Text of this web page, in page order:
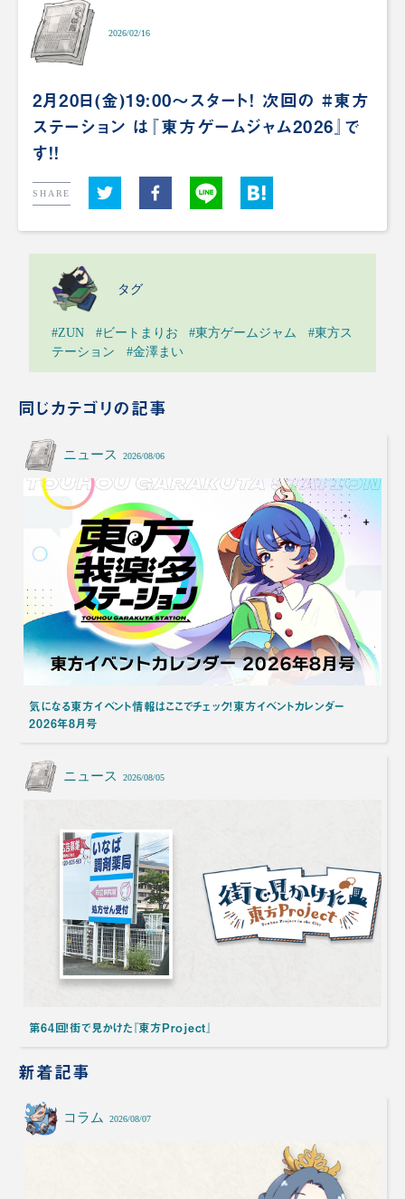
2026/02/16
2月20日(金)19:00～スタート！ 次回の #東方
ステーション は『東方ゲームジャム2026』で
す！！
SHARE
タグ
#ZUN #ビートまりお #東方ゲームジャム
#東方ス
テーション
#金澤まい
同じカテゴリの記事
ニュース 2026/08/06
気になる東方イベント情報はここでチェック！東方イベントカレンダー
2026年8月号
ニュース 2026/08/05
第64回！街で見かけた『東方Project』
新着記事
コラム 2026/08/07